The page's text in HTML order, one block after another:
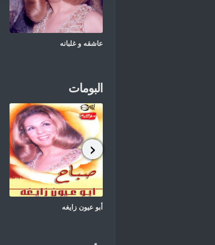
عاشقه و غلبانه
البومات
أبو عيون زايغه